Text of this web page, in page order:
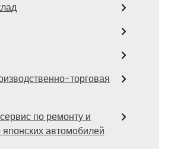
торговая
по ремонту и
автомобилей